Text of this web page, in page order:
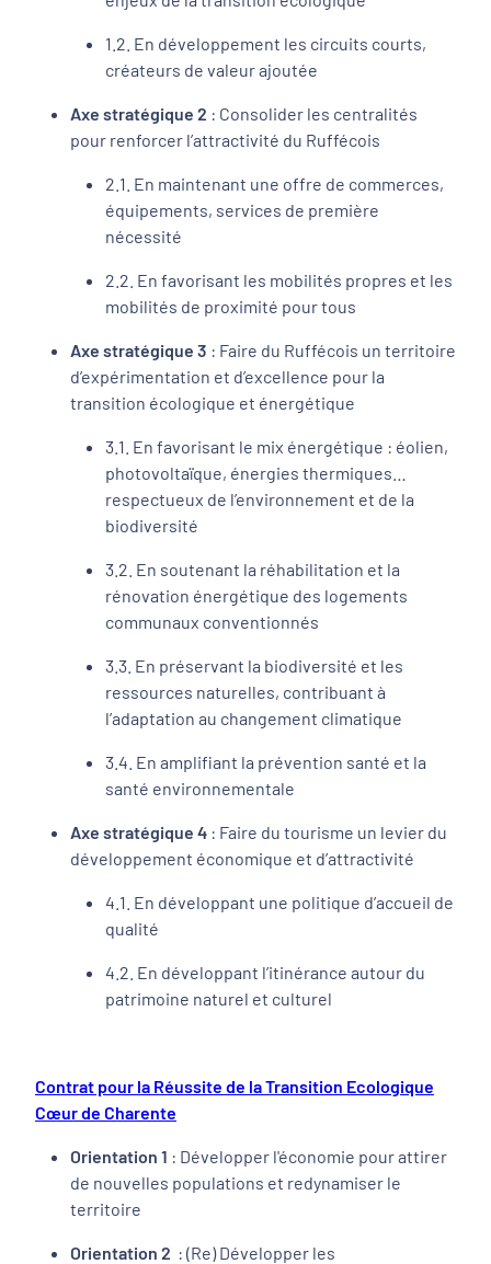
1.2. En développement les circuits courts,
créateurs de valeur ajoutée
Axe stratégique 2 : Consolider les centralités
pour renforcer l’attractivité du Ruffécois
2.1. En maintenant une offre de commerces,
équipements, services de première
nécessité
2.2. En favorisant les mobilités propres et les
mobilités de proximité pour tous
Axe stratégique 3 : Faire du Ruffécois un territoire
d’expérimentation et d’excellence pour la
transition écologique et énergétique
3.1. En favorisant le mix énergétique : éolien,
photovoltaïque, énergies thermiques…
respectueux de l’environnement et de la
biodiversité
3.2. En soutenant la réhabilitation et la
rénovation énergétique des logements
communaux conventionnés
3.3. En préservant la biodiversité et les
ressources naturelles, contribuant à
l’adaptation au changement climatique
3.4. En amplifiant la prévention santé et la
santé environnementale
Axe stratégique 4 : Faire du tourisme un levier du
développement économique et d’attractivité
4.1. En développant une politique d’accueil de
qualité
4.2. En développant l’itinérance autour du
patrimoine naturel et culturel
Contrat pour la Réussite de la Transition Ecologique
Cœur de Charente
Orientation 1 : Développer l'économie pour attirer
de nouvelles populations et redynamiser le
territoire
Orientation 2 : (Re) Développer les